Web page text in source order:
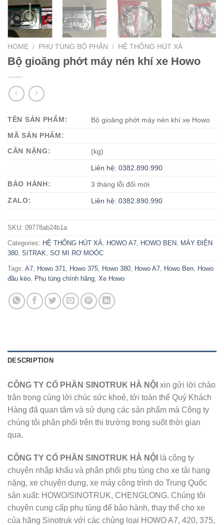
HOME / PHỤ TÙNG BỘ PHẬN / HỆ THỐNG HÚT XẢ
Bộ gioăng phớt máy nén khí xe Howo
TÊN SẢN PHẨM:
Bộ gioăng phớt máy nén khí xe Howo
MÃ SẢN PHẨM:
CÂN NẶNG:
(kg)
Liên hệ: 0382.890.990
BẢO HÀNH:
3 tháng lỗi đổi mới
ZALO:
Liên hệ: 0382.890.990
SKU: 09778ab24b1a
Categories: HỆ THỐNG HÚT XẢ, HOWO A7, HOWO BEN, MÁY ĐIỆN
380, SITRAK, SƠ MI RƠ MOÓC
Tags: A7, Howo 371, Howo 375, Howo 380, Howo A7, Howo Ben, Howo
đầu kéo, Phụ tùng chính hãng, Xe Howo
DESCRIPTION
CÔNG TY CỔ PHẦN SINOTRUK HÀ NỘI xin gửi lời chào
trân trọng cùng lời chúc sức khoẻ, tới toàn thể Quý Khách
Hàng đã quan tâm và sử dụng các sản phẩm mà Công ty
chúng tôi phân phối trên thị trường trong suốt thời gian
qua.
CÔNG TY CỔ PHẦN SINOTRUK HÀ NỘI
là công ty
chuyên nhập khẩu và phân phối phụ tùng cho xe tải hạng
nặng, xe chuyên dụng, xe máy công trình do Trung Quốc
sản xuất: HOWO/SINOTRUK, CHENGLONG. Chúng tôi
chuyên cung cấp phụ tùng để bảo hành, thay thế cho xe
của hãng Sinotruk với các chủng loại HOWO A7, 420, 375,